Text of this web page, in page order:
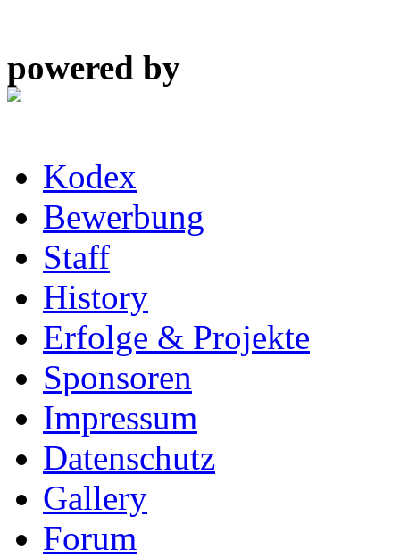
powered by
Kodex
Bewerbung
Staff
History
Erfolge & Projekte
Sponsoren
Impressum
Datenschutz
Gallery
Forum